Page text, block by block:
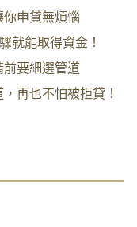
申貸無煩惱
就能取得資金！
要細選管道
再也不怕被拒貸！